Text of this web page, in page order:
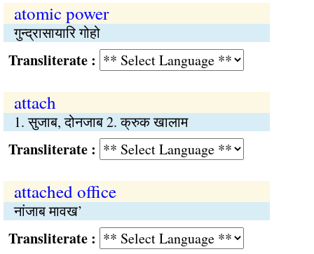
atomic power
गुन्द्रासायारि गोहो
:
attach
1. सुजाब, दोनजाब 2. क्रुक खालाम
:
attached office
नांजाब मावख’
: